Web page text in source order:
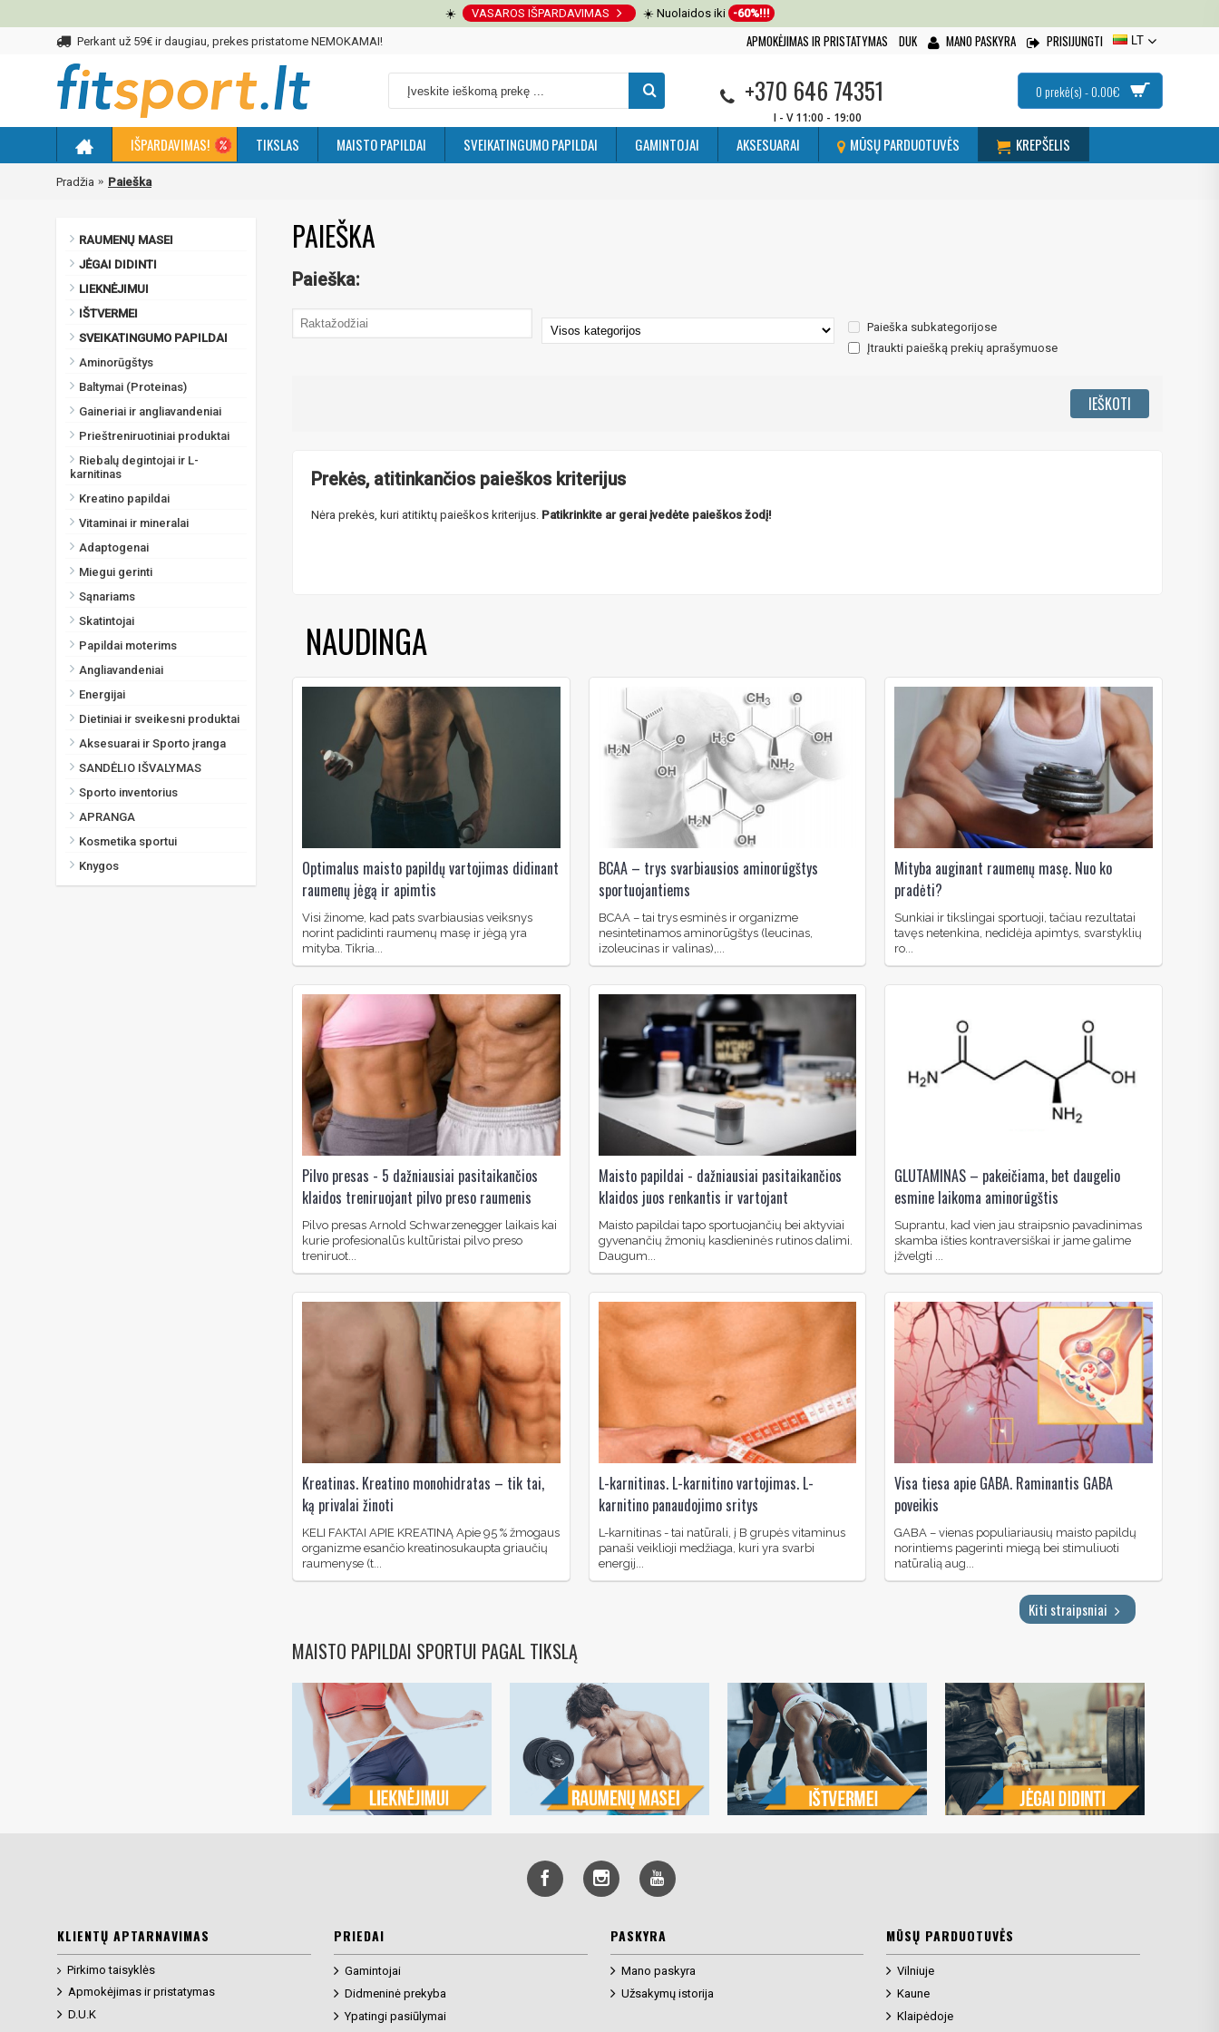
☀️ VASAROS IŠPARDAVIMAS ☀️ Nuolaidos iki -60%!!!
Perkant už 59€ ir daugiau, prekes pristatome NEMOKAMAI! APMOKĖJIMAS IR PRISTATYMAS DUK MANO PASKYRA PRISIJUNGTI LT
+370 646 74351
I - V 11:00 - 19:00
0 prekė(s) - 0.00€
IŠPARDAVIMAS! TIKSLAS MAISTO PAPILDAI SVEIKATINGUMO PAPILDAI GAMINTOJAI AKSESUARAI MŪSŲ PARDUOTUVĖS KREPŠELIS
Pradžia Paieška
RAUMENŲ MASEI
JĖGAI DIDINTI
LIEKNĖJIMUI
IŠTVERMEI
SVEIKATINGUMO PAPILDAI
Aminorūgštys
Baltymai (Proteinas)
Gaineriai ir angliavandeniai
Prieštreniruotiniai produktai
Riebalų degintojai ir L-
karnitinas
Kreatino papildai
Vitaminai ir mineralai
Adaptogenai
Miegui gerinti
Sąnariams
Skatintojai
Papildai moterims
Angliavandeniai
Energijai
Dietiniai ir sveikesni produktai
Aksesuarai ir Sporto įranga
SANDĖLIO IŠVALYMAS
Sporto inventorius
APRANGA
Kosmetika sportui
Knygos
PAIEŠKA
Paieška:
Paieška subkategorijose
Įtraukti paiešką prekių aprašymuose
Prekės, atitinkančios paieškos kriterijus
Nėra prekės, kuri atitiktų paieškos kriterijus. Patikrinkite ar gerai įvedėte paieškos žodį!
NAUDINGA
Optimalus maisto papildų vartojimas didinant
raumenų jėgą ir apimtis
Visi žinome, kad pats svarbiausias veiksnys
norint padidinti raumenų masę ir jėgą yra
mityba. Tikria...
BCAA – trys svarbiausios aminorūgštys
sportuojantiems
BCAA – tai trys esminės ir organizme
nesintetinamos aminorūgštys (leucinas,
izoleucinas ir valinas),...
Mityba auginant raumenų masę. Nuo ko
pradėti?
Sunkiai ir tikslingai sportuoji, tačiau rezultatai
tavęs netenkina, nedidėja apimtys, svarstyklių
ro...
Pilvo presas - 5 dažniausiai pasitaikančios
klaidos treniruojant pilvo preso raumenis
Pilvo presas Arnold Schwarzenegger laikais kai
kurie profesionalūs kultūristai pilvo preso
treniruot...
Maisto papildai - dažniausiai pasitaikančios
klaidos juos renkantis ir vartojant
Maisto papildai tapo sportuojančių bei aktyviai
gyvenančių žmonių kasdieninės rutinos dalimi.
Daugum...
GLUTAMINAS – pakeičiama, bet daugelio
esmine laikoma aminorūgštis
Suprantu, kad vien jau straipsnio pavadinimas
skamba išties kontraversiškai ir jame galime
įžvelgti ...
Kreatinas. Kreatino monohidratas – tik tai,
ką privalai žinoti
KELI FAKTAI APIE KREATINĄ Apie 95 % žmogaus
organizme esančio kreatinosukaupta griaučių
raumenyse (t...
L-karnitinas. L-karnitino vartojimas. L-
karnitino panaudojimo sritys
L-karnitinas - tai natūrali, į B grupės vitaminus
panaši veiklioji medžiaga, kuri yra svarbi
energij...
Visa tiesa apie GABA. Raminantis GABA
poveikis
GABA – vienas populiariausių maisto papildų
norintiems pagerinti miegą bei stimuliuoti
natūralią aug...
Kiti straipsniai
MAISTO PAPILDAI SPORTUI PAGAL TIKSLĄ
KLIENTŲ APTARNAVIMAS
Pirkimo taisyklės
Apmokėjimas ir pristatymas
D.U.K
PRIEDAI
Gamintojai
Didmeninė prekyba
Ypatingi pasiūlymai
PASKYRA
Mano paskyra
Užsakymų istorija
MŪSŲ PARDUOTUVĖS
Vilniuje
Kaune
Klaipėdoje